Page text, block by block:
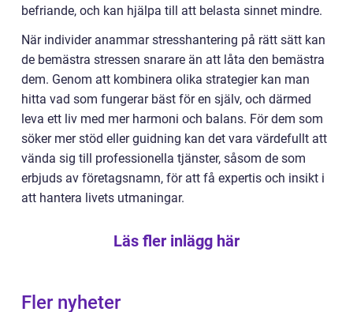
befriande, och kan hjälpa till att belasta sinnet mindre.
När individer anammar stresshantering på rätt sätt kan
de bemästra stressen snarare än att låta den bemästra
dem. Genom att kombinera olika strategier kan man
hitta vad som fungerar bäst för en själv, och därmed
leva ett liv med mer harmoni och balans. För dem som
söker mer stöd eller guidning kan det vara värdefullt att
vända sig till professionella tjänster, såsom de som
erbjuds av företagsnamn, för att få expertis och insikt i
att hantera livets utmaningar.
Läs fler inlägg här
Fler nyheter